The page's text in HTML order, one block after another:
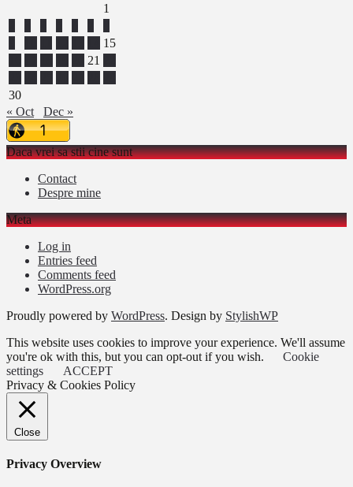
1
15
21
30
« Oct
Dec »
Daca vrei sa stii cine sunt
Contact
Despre mine
Meta
Log in
Entries feed
Comments feed
WordPress.org
Proudly powered by WordPress. Design by StylishWP
This website uses cookies to improve your experience. We'll assume
you're ok with this, but you can opt-out if you wish.
Cookie
settings
ACCEPT
Privacy & Cookies Policy
Close
Privacy Overview